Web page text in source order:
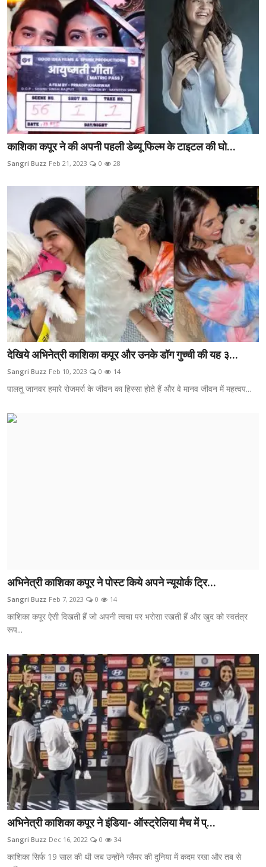
काशिका कपूर ने की अपनी पहली डेब्यू फिल्म के टाइटल की घो...
Sangri Buzz Feb 21, 2023 0 28
देखिये अभिनेत्री काशिका कपूर और उनके डॉग गुच्ची की यह ३...
Sangri Buzz Feb 10, 2023 0 14
पालतू जानवर हमारे रोजमर्रा के जीवन का हिस्सा होते हैं और वे मानव जीवन में महत्वप...
अभिनेत्री काशिका कपूर ने पोस्ट किये अपने न्यूयोर्क ट्रि...
Sangri Buzz Feb 7, 2023 0 14
काशिका कपूर ऐसी दिखती हैं जो अपनी त्वचा पर भरोसा रखती हैं और खुद को स्वतंत्र
रूप...
अभिनेत्री काशिका कपूर ने इंडिया- ऑस्ट्रेलिया मैच में प्...
Sangri Buzz Dec 16, 2022 0 34
काशिका सिर्फ 19 साल की थी जब उन्होंने ग्लैमर की दुनिया में कदम रखा और तब से